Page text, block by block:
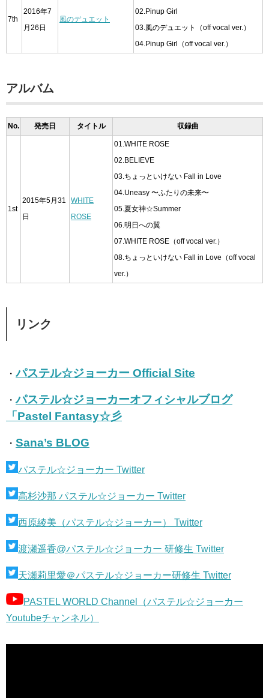
7th
2016年7
月26日
風のデュエット
02.Pinup Girl
03.風のデュエット（off vocal ver.）
04.Pinup Girl（off vocal ver.）
アルバム
No. 発売日 タイトル 収録曲
1st
2015年5月31
日
WHITE
ROSE
01.WHITE ROSE
02.BELIEVE
03.ちょっといけない Fall in Love
04.Uneasy 〜ふたりの未来〜
05.夏女神☆Summer
06.明日への翼
07.WHITE ROSE（off vocal ver.）
08.ちょっといけない Fall in Love（off vocal
ver.）
リンク
・パステル☆ジョーカー Official Site
・パステル☆ジョーカーオフィシャルブログ
「Pastel Fantasy☆彡
・ Sana’s BLOG
パステル☆ジョーカー Twitter
高杉沙那 パステル☆ジョーカー Twitter
西原綾美（パステル☆ジョーカー） Twitter
渡瀬遥香@パステル☆ジョーカー 研修生 Twitter
天瀬莉里愛＠パステル☆ジョーカー研修生 Twitter
PASTEL WORLD Channel（パステル☆ジョーカー
Youtubeチャンネル）